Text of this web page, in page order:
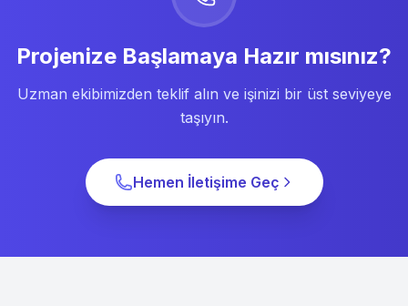
Projenize Başlamaya Hazır mısınız?
Uzman ekibimizden teklif alın ve işinizi bir üst seviyeye
taşıyın.
Hemen İletişime Geç